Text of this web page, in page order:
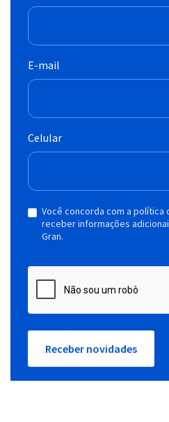
E-mail
Celular
Você concorda com a política
receber informações
Gran.
Receber novidades